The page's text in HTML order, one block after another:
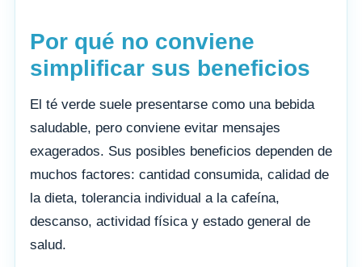
Por qué no conviene
simplificar sus beneficios
El té verde suele presentarse como una bebida
saludable, pero conviene evitar mensajes
exagerados. Sus posibles beneficios dependen de
muchos factores: cantidad consumida, calidad de
la dieta, tolerancia individual a la cafeína,
descanso, actividad física y estado general de
salud.